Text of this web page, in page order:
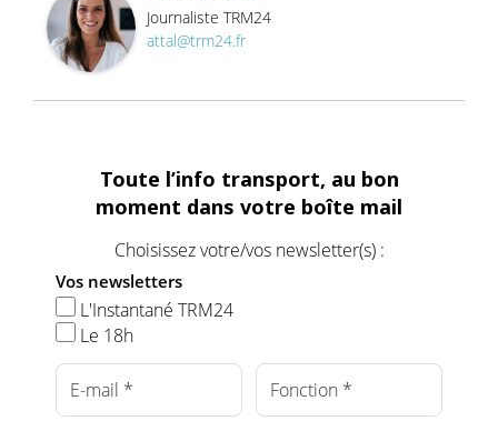
Journaliste TRM24
attal@trm24.fr
Toute l’info transport, au bon
moment dans votre boîte mail
Choisissez votre/vos newsletter(s) :
Vos newsletters
L'Instantané TRM24
Le 18h